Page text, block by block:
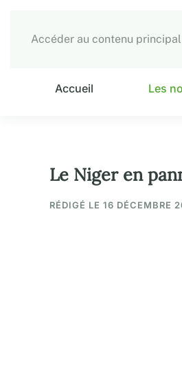
Accéder au contenu principal
Accueil Les
Le Niger en
RÉDIGÉ LE 16 DÉCEMBRE